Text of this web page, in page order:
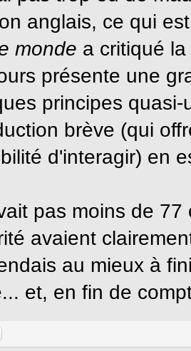
anglais, ce qui
monde a critiqué
présente une
principes
brève (qui
d'interagir) en
pas moins de
avaient
au mieux à
et, en fin de